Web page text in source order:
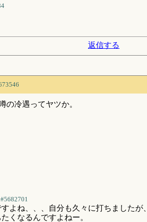
返信する
の冷遇ってヤツか。
#5682701
よね、、、自分も久々に打ちました
くなるんですよねー。